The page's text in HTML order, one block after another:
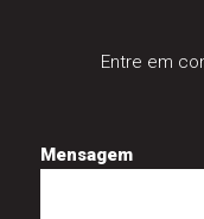
Entre em
Mensagem